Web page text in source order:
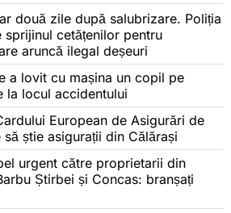
două zile după salubrizare. Poliția
sprijinul cetățenilor pentru
aruncă ilegal deșeuri
a lovit cu mașina un copil pe
la locul accidentului
European de Asigurări de
știe asigurații din Călărași
urgent către proprietarii din
Știrbei și Concas: branșați